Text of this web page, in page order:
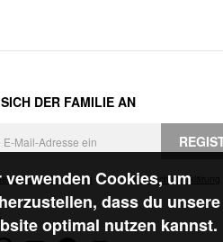
verwenden Cookies, um
dass du unsere
optimal nutzen kannst.
DER FAMILIE AN
und die Datenschutzerklärung